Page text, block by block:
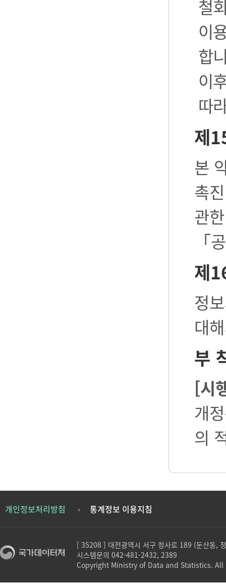
철
이
합
이
따
제
본
촉
관
「
제
정
대
부
[시
개
의
개인정보처리방침 통계정보 이용지침
[ 35208 ] 대전광역시 서구 청사로 189 (둔산동,
시스템문의 042-481-2432, 2389
Copyright Ministry of Data and Statistics.